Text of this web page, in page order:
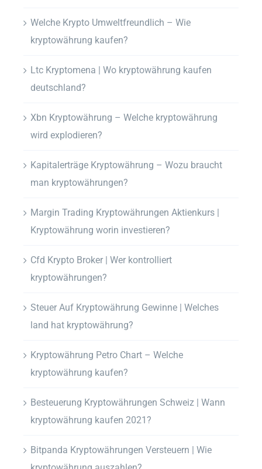
Welche Krypto Umweltfreundlich – Wie
kryptowährung kaufen?
Ltc Kryptomena | Wo kryptowährung kaufen
deutschland?
Xbn Kryptowährung – Welche kryptowährung
wird explodieren?
Kapitalerträge Kryptowährung – Wozu braucht
man kryptowährungen?
Margin Trading Kryptowährungen Aktienkurs |
Kryptowährung worin investieren?
Cfd Krypto Broker | Wer kontrolliert
kryptowährungen?
Steuer Auf Kryptowährung Gewinne | Welches
land hat kryptowährung?
Kryptowährung Petro Chart – Welche
kryptowährung kaufen?
Besteuerung Kryptowährungen Schweiz | Wann
kryptowährung kaufen 2021?
Bitpanda Kryptowährungen Versteuern | Wie